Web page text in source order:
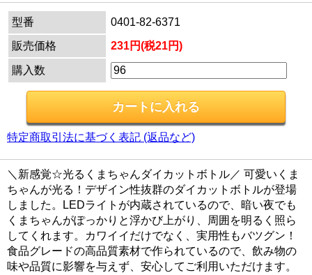
型番
0401-82-6371
販売価格
231円(税21円)
購入数
特定商取引法に基づく表記 (返品など)
＼新感覚☆光るくまちゃんダイカットボトル／ 可愛いくま
ちゃんが光る！デザイン性抜群のダイカットボトルが登場
しました。LEDライトが内蔵されているので、暗い夜でも
くまちゃんがぽっかりと浮かび上がり、周囲を明るく照ら
してくれます。カワイイだけでなく、実用性もバツグン！
食品グレードの高品質素材で作られているので、飲み物の
味や品質に影響を与えず、安心してご利用いただけます。